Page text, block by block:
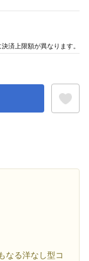
なる洋なし型コ
済上限額が異なります。